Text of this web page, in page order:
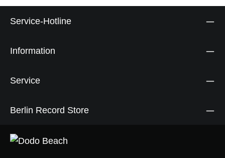
Service-Hotline
Information
Service
Berlin Record Store